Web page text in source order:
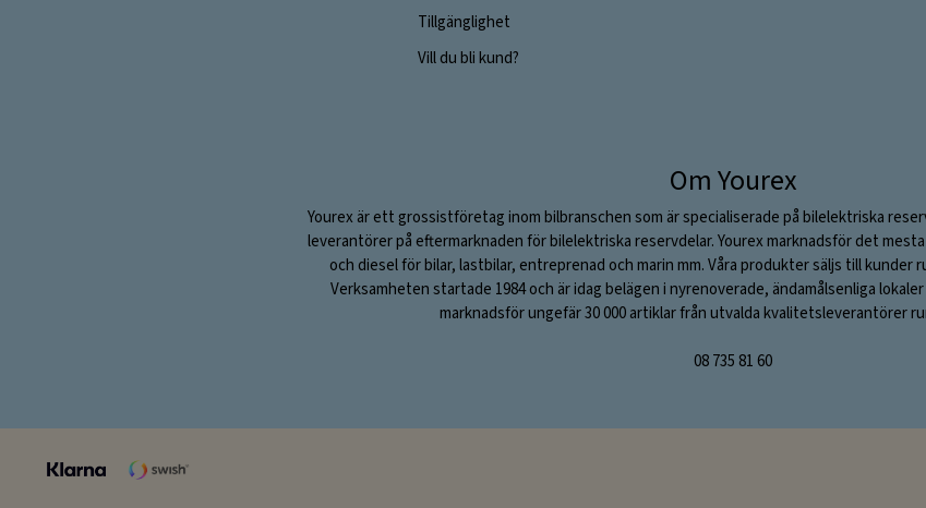
Tillgänglighet
Vill du bli kund?
Om Yourex
Yourex är ett grossistföretag inom bilbranschen som är specialiserade på bilelektriska
leverantörer på eftermarknaden för bilelektriska reservdelar. Yourex marknadsför det
och diesel för bilar, lastbilar, entreprenad och marin mm. Våra produkter säljs till kunder
Verksamheten startade 1984 och är idag belägen i nyrenoverade, ändamålsenliga lokaler
marknadsför ungefär 30 000 artiklar från utvalda kvalitetsleverantörer
08 735 81 60